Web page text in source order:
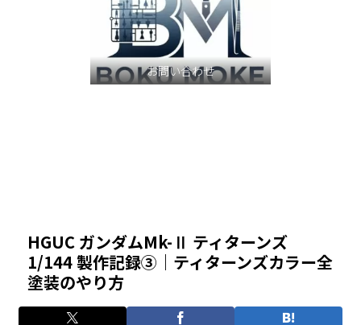
お問い合わせ
HGUC ガンダムMk-Ⅱ ティターンズ
1/144 製作記録③｜ティターンズカラー全
塗装のやり方